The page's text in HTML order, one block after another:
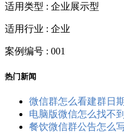
适用类型 : 企业展示型
适用行业 : 企业
案例编号 : 001
热门新闻
微信群怎么看建群日
电脑版微信怎么找不
餐饮微信群公告怎么